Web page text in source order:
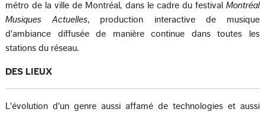
métro de la ville de Montréal, dans le cadre du festival Montréal
Musiques Actuelles, production interactive de musique
d'ambiance diffusée de manière continue dans toutes les
stations du réseau.
DES LIEUX
L'évolution d'un genre aussi affamé de technologies et aussi